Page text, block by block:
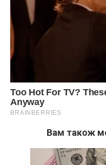
Вам також